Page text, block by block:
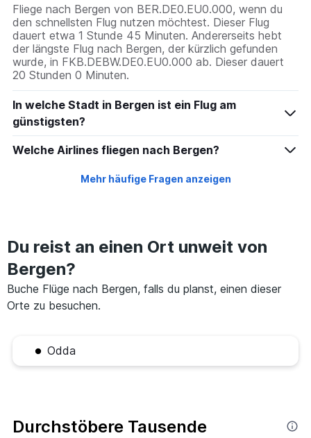
Fliege nach Bergen von BER.DE0.EU0.000, wenn du
den schnellsten Flug nutzen möchtest. Dieser Flug
dauert etwa 1 Stunde 45 Minuten. Andererseits hebt
der längste Flug nach Bergen, der kürzlich gefunden
wurde, in FKB.DEBW.DE0.EU0.000 ab. Dieser dauert
20 Stunden 0 Minuten.
In welche Stadt in Bergen ist ein Flug am
günstigsten?
Welche Airlines fliegen nach Bergen?
Mehr häufige Fragen anzeigen
Du reist an einen Ort unweit von
Bergen?
Buche Flüge nach Bergen, falls du planst, einen dieser
Orte zu besuchen.
Odda
Durchstöbere Tausende